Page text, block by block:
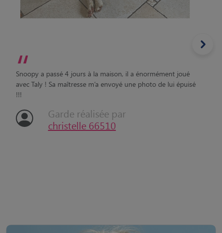
“
Garde réalisée par
christelle 66510